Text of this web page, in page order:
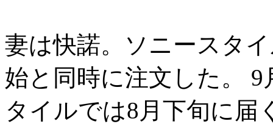
妻は快諾。ソニースタ
始と同時に注文した。
タイルでは8月下旬に届